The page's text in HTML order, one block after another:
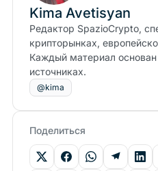
Kima Avetisyan
Редактор SpazioCrypto,
крипторынках,
Каждый материал
источниках.
@kima
Поделиться